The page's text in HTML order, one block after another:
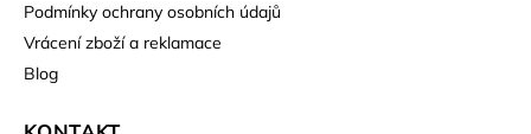
Podmínky ochrany osobních údajů
Vrácení zboží a reklamace
Blog